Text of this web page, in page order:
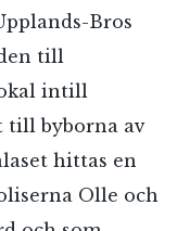
Bros
till
intill
till byborna av
hittas en
Olle och